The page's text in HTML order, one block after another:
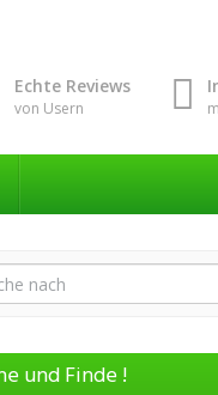
Echte Reviews
von Usern
und Finde !